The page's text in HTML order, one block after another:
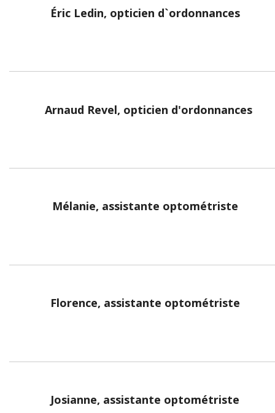
Éric Ledin, opticien d`ordonnances
Arnaud Revel, opticien d'ordonnances
Mélanie, assistante optométriste
Florence, assistante optométriste
Josianne, assistante optométriste